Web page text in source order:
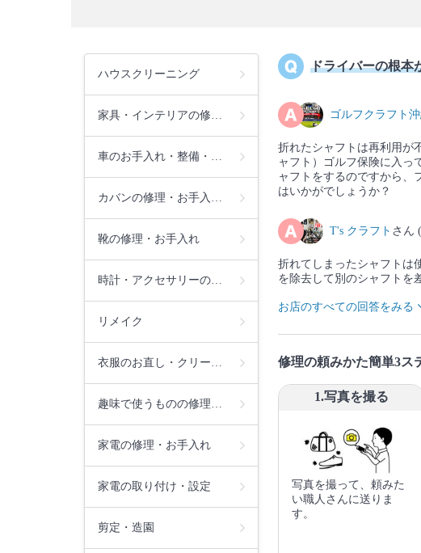
ハウスクリーニング
家具・インテリアの修…
車のお手入れ・整備・…
カバンの修理・お手入…
靴の修理・お手入れ
時計・アクセサリーの…
リメイク
衣服のお直し・クリー…
趣味で使うものの修理…
家電の修理・お手入れ
家電の取り付け・設定
剪定・造園
ドライバーの根本
ゴルフクラフト
折れたシャフトは再利用が
ャフト）ゴルフ保険に入っ
ャフトをするのですから、
はいかがでしょうか？
T's クラフト さん (
折れてしまったシャフトは
を除去して別のシャフトを
お店のすべての回答をみる
修理の頼みかた簡単3ス
1.写真を撮る
写真を撮って、頼みた
い職人さんに送りま
す。